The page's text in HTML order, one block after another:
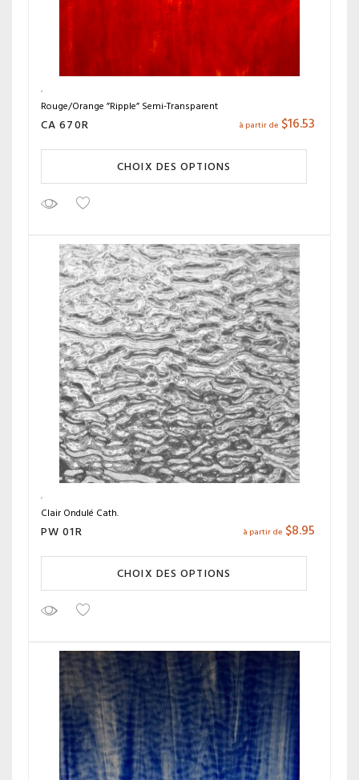
Rouge/Orange ”Ripple” Semi-Transparent
CA 670R à partir de $16.53
CHOIX DES OPTIONS
Clair Ondulé Cath.
PW 01R à partir de $8.95
CHOIX DES OPTIONS